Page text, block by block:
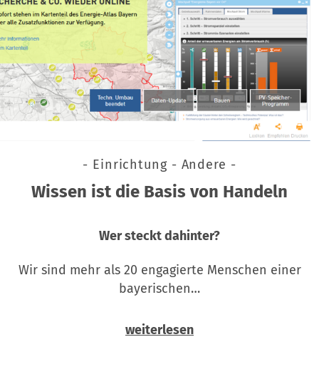
- Einrichtung - Andere -
Wissen ist die Basis von Handeln
Wer steckt dahinter?
Wir sind mehr als 20 engagierte Menschen einer
bayerischen…
weiterlesen